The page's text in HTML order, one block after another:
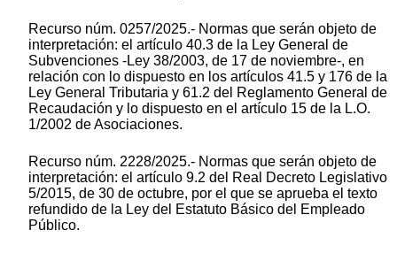
Recurso núm. 0257/2025.- Normas que serán objeto de
interpretación: el artículo 40.3 de la Ley General de
Subvenciones -Ley 38/2003, de 17 de noviembre-, en
relación con lo dispuesto en los artículos 41.5 y 176 de la
Ley General Tributaria y 61.2 del Reglamento General de
Recaudación y lo dispuesto en el artículo 15 de la L.O.
1/2002 de Asociaciones.
Recurso núm. 2228/2025.- Normas que serán objeto de
interpretación: el artículo 9.2 del Real Decreto Legislativo
5/2015, de 30 de octubre, por el que se aprueba el texto
refundido de la Ley del Estatuto Básico del Empleado
Público.